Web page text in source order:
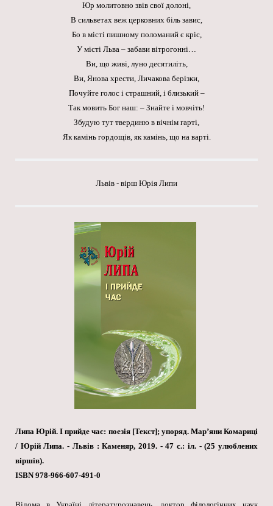
Юр молитовно звів свої долоні,
В сильветах веж церковних біль завис,
Бо в місті пишному поломаний є кріс,
У місті Льва – забави вітрогонні…
Ви, що живі, луно десятиліть,
Ви, Янова хрести, Личакова берізки,
Почуйте голос і страшний, і близький –
Так мовить Бог наш: – Знайте і мовчіть!
Збудую тут твердиню в вічнім гарті,
Як камінь гордощів, як камінь, що на варті.
Львів - вірш Юрія Липи
Липа Юрій. І прийде час: поезія [Текст]; упоряд. Мар’яни Комариці
/ Юрій Липа. - Львів : Каменяр, 2019. - 47 с.: іл. - (25 улюблених
віршів).
ISBN 978-966-607-491-0